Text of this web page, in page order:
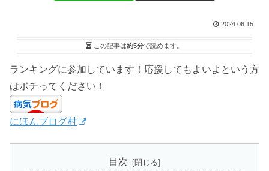
2024.06.15
この記事は約5分で読めます。
ランキングに参加しています！応援してもよいよという方
はポチってください！
にほんブログ村
目次